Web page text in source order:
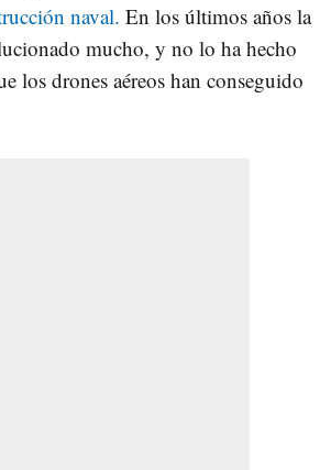
naval. En los últimos años la
mucho, y no lo ha hecho
los drones aéreos han conseguido